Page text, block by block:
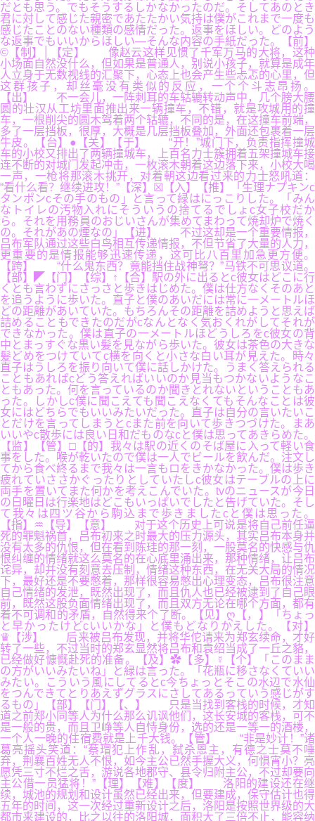
だとも思う。でもそうするしかなかったのだ。そしてあのとき
君に対して感じた親密であたたかい気持は僕がこれまで一度も
感じたことのない種類の感情だった。返事をほしい。どのよう
な返事でもいいからほしい―そんな内容の手紙だった。【前】
©【制】│【定】 像赵云这样见惯了千军万马的大将，这种
小场面自然没什么，但如果是普通人，别说小孩子，就算是成年
人立身于无数视线的汇聚下，心态上也会产生些忐忑的心里，但
这群孩子，却丝毫没有类似的反应，一个个斗志昂扬。
【出】 不一会儿，一阵刺耳的车轱辘转动声中，几个膀大腰
圆的壮汉从工坊里面推出来一辆撞车，不错，就是攻城用的撞
车，一根削尖的圆木驾着两个轱辘，不同的是，在这撞车前端，
多了一层挡板，很厚，大概是几层挡板叠加，外面还包裹着一层
牛皮。【台】●【关】【于】 “开！”城门下，负责指挥撞城
车的小校又排出了两辆撞城车，上百名力士簇拥着五架撞城车接
连不断的对城门发起冲击，一枚滚木朝着这边落下来，小校大喝
一声，一枪将那滚木挑开，对着朝这边看过来的力士怒吼道：
“看什么看？继续进攻！”【深】☒【入】【推】「生理ナプキンc
タンポンcその手のもの」と言って緑はにっこりした。「みん
なトイレの汚物入れにそういうの捨てるでしょc女子校だか
ら。それを用務員のおじいさんが集めてまわって焼却炉で焼く
の。それがあの煙なの」【进】 不过这却是一个重要情报，
吕布军队通过这些白鸟相互传递情报，不但节省了大量的人力，
更重要的是情报能够迅速传递，这可比八百里加急更方便。
【跨】 “什么鬼东西？竟能挡住战神弩？”马铁不可思议道。
【部】◤【门】【综】↑【合】駅の外に出るとc彼女はどこに行
くとも言わずにさっさと歩きはじめた。僕は仕方なくそのあと
を追うように歩いた。直子と僕のあいだには常に一メートルほ
どの距離があいていた。もちろんその距離を詰めようと思えば
詰めることもできたのだがcなんとなく気おくれがしてそれが
できなかった。僕は直子の一メートルほどうしろをc彼女の背
中とまっすぐな黒い髪を見ながら歩いた。彼女は茶色の大きな
髪どめをつけていてc横を向くと小さな白い耳が見えた。時々
直子はうしろを振り向いて僕に話しかけた。うまく答えられる
こともあればcどう答えればいいのか見当もつかないようなこ
ともあった。何を言っているのか聞きとれないということもあ
った。しかしc僕に聞こえても聞こえなくてもそんなことは彼
女にはどちらでもいいみたいだった。直子は自分の言いたいこ
とだけを言ってしまうとcまた前を向いて歩きつづけた。まあ
いいやc散歩には良い日和だものなcと僕は思ってあきらめた。
【监】【管】□【的】我々は駅の近くのそば屋に入って軽い食
事をした。喉が乾いたので僕は一人でビールを飲んだ。注文し
てから食べ終るまで我々は一言もロをきかなかった。僕は歩き
疲れていささかぐったりとしていたしc彼女はテーブルの上に
両手を置いてまた何かを考えこんでいた。tvのニュースが今日
の日曜日は行楽地はどこもいっぱいでしたと告げていた。そし
て我々は四ツ谷から駒込まで歩きましたcと僕は思った。
【指】♒【导】【意】 对于这个历史上可说是将自己前任逼
死的罪魁祸首，吕布初来之时最大的压力源头，其实吕布本身并
没有太多的仇恨，但在看到陈珪的那一刻，一股莫名的快感与仇
恨纠缠的情绪就这么莫名的在心底里涌出来，那种情绪，让吕布
诧异，却并没有刻意去压制，情绪这种东西，在无关大局的情况
下，最好还是不要憋着，那样很容易憋出心理变态，吕布很注意
自己情绪的发泄，既然出现了，而且仇人也已经被逮到了自己眼
前，既然这股负面情绪出现了，而且双方无论在哪个方面，都有
着不可调和的矛盾，自然得来个了断。【见】ღ【，】「ちょっ
と早かったけどcいいかな」と僕もどなりかえした。【对】
♛【涉】 后来被吕布发现，并将华佗请来为郑玄续命，才好
转了一些，不过当时的郑玄显然将吕布和袁绍当成了一丘之貉，
已经做好慷慨赴死的准备。【及】✿【多】☿【个】「このまま
の方がいいみたいね」と緑は言った。「花瓶に移さなくていい
みたい。こういう風にしてるとc今ちょっとそこの水辺で水仙
をつんできてとりあえずグラスにさしてあるっていう感じがす
るもの」【部】【门】【、】 只是当找到客栈的时候，才知
道之前郑小同等人为什么那么讥讽他们，这长安城的客栈，可不
是一般的贵，而且卫峥等人自恃身份，选的还是一等一的酒楼，
一个人一晚的住宿费就是上千大钱。【管】 “非是妙计！”诸
葛亮摇头笑道：“蔡瑁犯上作乱，弑杀恩主，有德之士莫不唾
弃，荆襄百姓无人不恨，如今主公已然手握大义，何惧宵小？亮
愿凭三寸不烂之舌，游说各地郡守、县令归附主公，不过却要向
主公借一员猛将！”【理】【难】【度】 洛阳的建设还在继
续，城池的规划和设计虽然已经出来，但要建成，保守估计也得
五年的时间，这一次经过重新设计之后，洛阳是按照世界级的大
都市来建设的，比之以往的洛阳城，面积大了三倍不止，能容纳